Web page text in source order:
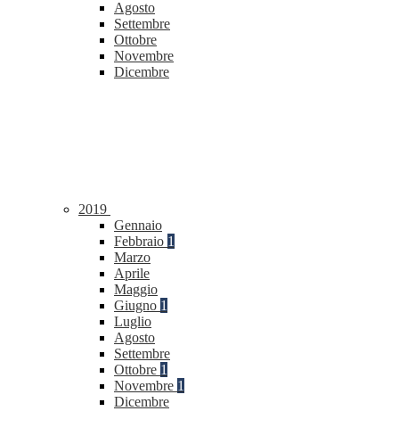
Agosto
Settembre
Ottobre
Novembre
Dicembre
2019
Gennaio
Febbraio 1
Marzo
Aprile
Maggio
Giugno 1
Luglio
Agosto
Settembre
Ottobre 1
Novembre 1
Dicembre